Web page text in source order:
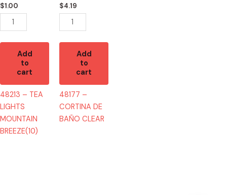
$1.00
quantity
Add
to
cart
48213 – TEA
LIGHTS
MOUNTAIN
BREEZE(10)
$4.19
quantity
Add
to
cart
48177 –
CORTINA DE
BAÑO CLEAR